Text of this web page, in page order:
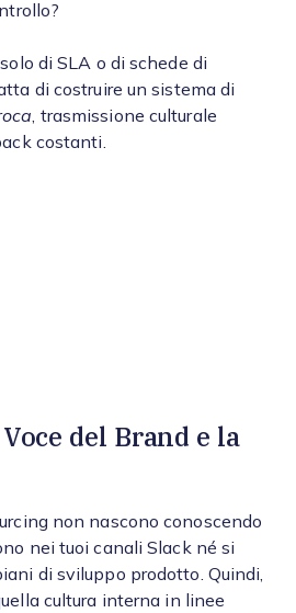
di SLA o di schede di
di costruire un sistema di
, trasmissione culturale
costanti.
del Brand e la
non nascono conoscendo
nei tuoi canali Slack né si
di sviluppo prodotto. Quindi,
cultura interna in linee